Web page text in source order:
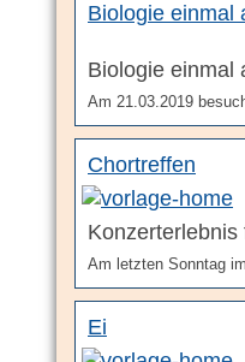
Biologie einmal
Biologie einmal
Am 21.03.2019
Chortreffen
Am letzten Sonntag
Ei